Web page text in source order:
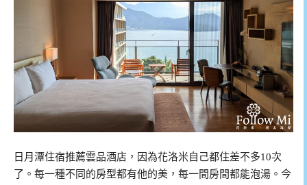
日月潭住宿推薦雲品酒店，因為花洛米自己都住差不多10次
了。每一種不同的房型都有他的美，每一間房間都能泡湯。今